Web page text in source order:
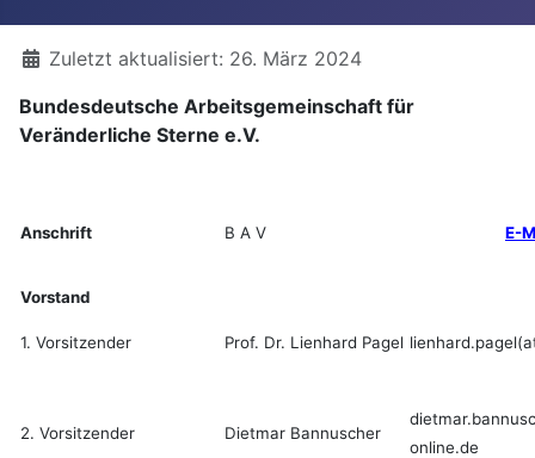
DetailsZuletzt aktualisiert: 26. März 2024
Bundesdeutsche Arbeitsgemeinschaft für
Veränderliche Sterne e.V.
Anschrift B A V E-
Vorstand
1. Vorsitzender Prof. Dr. Lienhard Pagel
2. Vorsitzender Dietmar Bannuscher
online.de